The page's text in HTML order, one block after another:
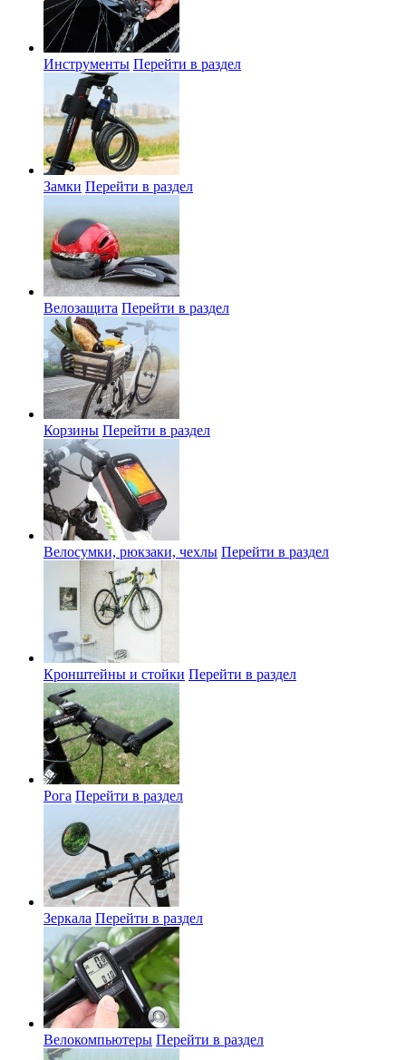
Инструменты Перейти в раздел
Замки Перейти в раздел
Велозащита Перейти в раздел
Корзины Перейти в раздел
Велосумки, рюкзаки, чехлы Перейти в раздел
Кронштейны и стойки Перейти в раздел
Рога Перейти в раздел
Зеркала Перейти в раздел
Велокомпьютеры Перейти в раздел